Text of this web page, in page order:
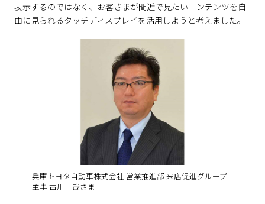
表示するのではなく、お客さまが間近で見たいコンテンツを自
由に見られるタッチディスプレイを活用しようと考えました。
兵庫トヨタ自動車株式会社 営業推進部 来店促進グループ
主事 古川一哉さま